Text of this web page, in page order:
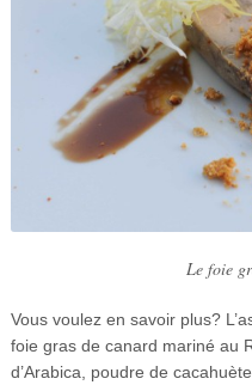
Le foie
Vous voulez en savoir plus?
foie gras de canard mariné au
d’Arabica, poudre de